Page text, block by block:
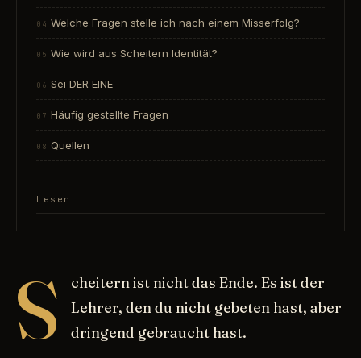
Welche Fragen stelle ich nach einem Misserfolg?
Wie wird aus Scheitern Identität?
Sei DER EINE
Häufig gestellte Fragen
Quellen
Lesen
S
cheitern ist nicht das Ende. Es ist der
Lehrer, den du nicht gebeten hast, aber
dringend gebraucht hast.